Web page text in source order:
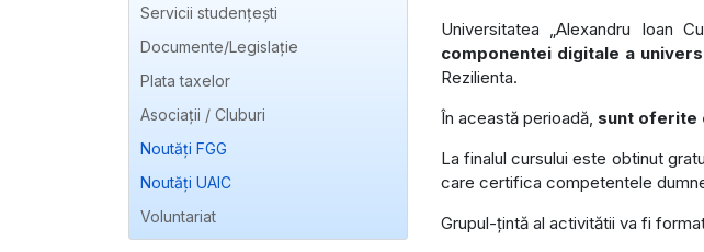
Universitatea „Alexandru Ioan
componentei digitale a
Rezilienta.
În această perioadă, sunt oferite
La finalul cursului este obtinut
care certifica competentele
Grupul-țintă al activitătii va fi
Servicii studențești
Documente/Legislație
Plata taxelor
Asociații / Cluburi
Noutăți FGG
Noutăți UAIC
Voluntariat